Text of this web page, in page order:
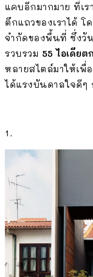
แคบอีกมากมาย ที่เร
ตึกแถวของเราได้ โ
จำกัดของพื้นที่ ซึ่ง
รวบรวม 55 ไอเดีย
หลายสไตล์มาให้เพื่
ได้แรงบันดาลใจดีๆ
1.